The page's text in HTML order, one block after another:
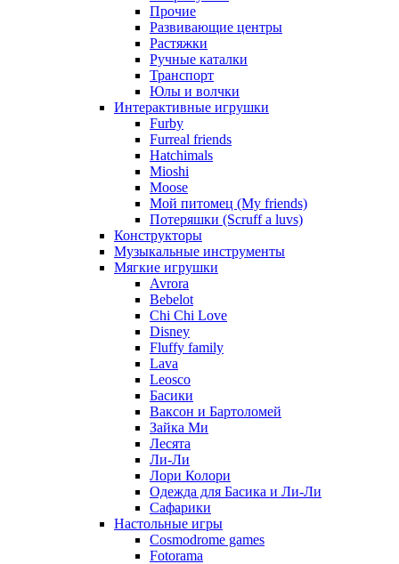
Прочие
Развивающие центры
Растяжки
Ручные каталки
Транспорт
Юлы и волчки
Интерактивные игрушки
Furby
Furreal friends
Hatchimals
Mioshi
Moose
Мой питомец (My friends)
Потеряшки (Scruff a luvs)
Конструкторы
Музыкальные инструменты
Мягкие игрушки
Avrora
Bebelot
Chi Chi Love
Disney
Fluffy family
Lava
Leosco
Басики
Ваксон и Бартоломей
Зайка Ми
Лесята
Ли-Ли
Лори Колори
Одежда для Басика и Ли-Ли
Сафарики
Настольные игры
Cosmodrome games
Fotorama